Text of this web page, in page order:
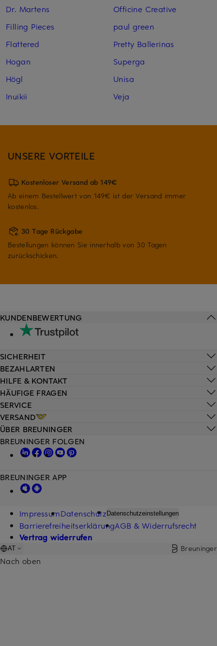
Dr. Martens
Filling Pieces
Flattered
Hogan
Högl
Inuikii
Officine Creative
paul green
Pretty Ballerinas
Superga
Unisa
Veja
UNSERE VORTEILE
Kostenloser Versand ab 149€
Ab einem Bestellwert von 149€ ist der Versand immer
kostenlos.
30 Tage Rückgabe
Bestellungen können Sie innerhalb von 30 Tagen
zurückschicken.
HILFE & KONTAKT
HÄUFIGE FRAGEN
SERVICE
VERSAND
KUNDENBEWERTUNG
SICHERHEIT
BEZAHLARTEN
ÜBER BREUNINGER
BREUNINGER FOLGEN
BREUNINGER APP
ImpressumDatenschutz Datenschutzeinstellungen
BarrierefreiheitserklärungAGB & Widerrufsrecht
Vertrag widerrufen
AT Breuninger
Nach oben